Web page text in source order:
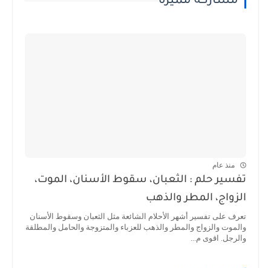
منذ عام
تفسير حلم : الثعبان، سقوط الأسنان، الموت،
الزواج، المطر والذهب
تعرف على تفسير أشهر الأحلام الشائعة مثل الثعبان وسقوط الأسنان
والموت والزواج والمطر والذهب للعزباء والمتزوجة والحامل والمطلقة
والرجل. اقوى م...